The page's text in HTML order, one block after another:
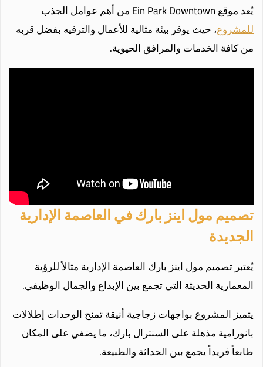
يُعد موقع Ein Park Downtown من أهم عوامل الجذب
للمشروع، حيث يوفر بيئة مثالية للأعمال والترفيه بفضل قربه
من كافة الخدمات والمرافق الحيوية.
تصميم مول اينز بارك في العاصمة الإدارية
الجديدة
يُعتبر تصميم مول اينز بارك العاصمة الإدارية مثالاً للرؤية
المعمارية الحديثة التي تجمع بين الإبداع والجمال الوظيفي.
يتميز المشروع بواجهات زجاجية أنيقة تمنح الوحدات إطلالات
بانورامية مذهلة على السنترال بارك، ما يضفي على المكان
طابعاً فريداً يجمع بين الحداثة والطبيعة.